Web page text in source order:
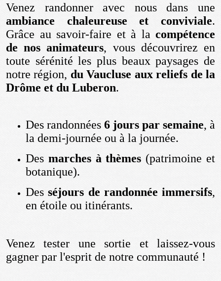
Venez randonner avec nous dans une
ambiance chaleureuse et conviviale.
Grâce au savoir-faire et à la compétence
de nos animateurs, vous découvrirez en
toute sérénité les plus beaux paysages de
notre région, du Vaucluse aux reliefs de la
Drôme et du Luberon.
Des randonnées 6 jours par semaine, à
la demi-journée ou à la journée.
Des marches à thèmes (patrimoine et
botanique).
Desséjours de randonnée immersifs,
en étoile ou itinérants.
Venez tester une sortie et laissez-vous
gagner par l'esprit de notre communauté !